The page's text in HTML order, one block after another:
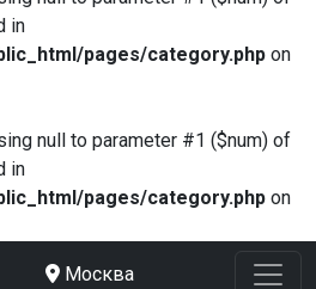
in
pages/category.php on
null to parameter #1 ($num) of
in
pages/category.php on
Москва